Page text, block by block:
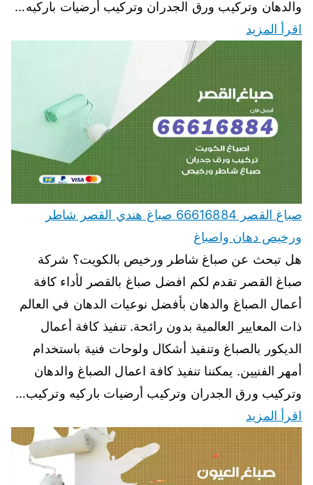
والدهان وتركيب ورق الجدران وتركيب أرضيات باركيه…
اقرأ المزيد
صباغ القصر 66616884 صباغ هندي القصر شاطر
ورخيص دهان واصباغ
هل تبحث عن صباغ شاطر ورخيص بالكويت؟ شركة
صباغ القصر تقدم لكم افضل صباغ بالقصر لأداء كافة
أعمال الصباغ والدهان بأفضل نوعيات الدهان في العالم
ذات المعايير العالمية بدون رائحة. تنفيذ كافة أعمال
الديكور بالصباغ وتنفيذ أشكال ولوحات فنية باستخدام
أمهر الفنيين. يمكننا تنفيذ كافة اعمال الصباغ والدهان
وتركيب ورق الجدران وتركيب أرضيات باركيه وتركيب…
اقرأ المزيد